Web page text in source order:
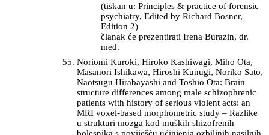
(tiskan u: Principles & practice of forensic
psychiatry, Edited by Richard Bosner,
Edition 2)
članak će prezentirati Irena Burazin, dr.
med.
Noriomi Kuroki, Hiroko Kashiwagi, Miho Ota,
Masanori Ishikawa, Hiroshi Kunugi, Noriko Sato,
Naotsugu Hirabayashi and Toshio Ota: Brain
structure differences among male schizophrenic
patients with history of serious violent acts: an
MRI voxel-based morphometric study – Razlike
u strukturi mozga kod muških shizofrenih